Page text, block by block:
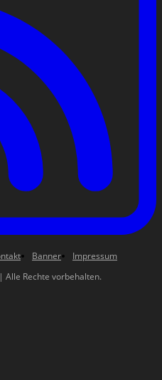
Banner
Impressum
Rechte vorbehalten.